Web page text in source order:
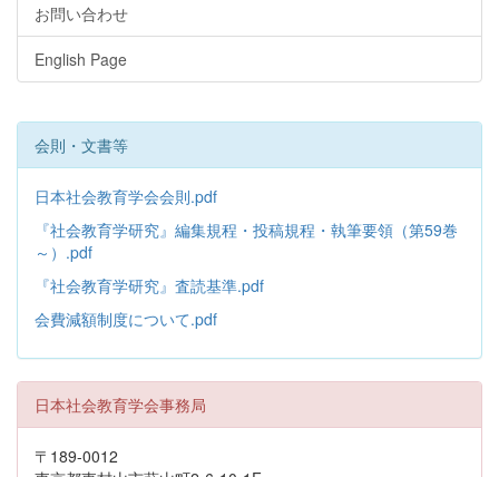
お問い合わせ
English Page
会則・文書等
日本社会教育学会会則.pdf
『社会教育学研究』編集規程・投稿規程・執筆要領（第59巻
～）.pdf
『社会教育学研究』査読基準.pdf
会費減額制度について.pdf
日本社会教育学会事務局
〒189-0012